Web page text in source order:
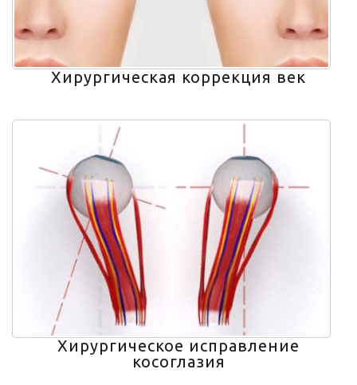
Хирургическая коррекция век
Хирургическое исправление
косоглазия